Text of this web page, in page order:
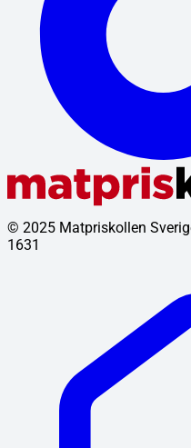
© 2025 Matpriskollen
1631